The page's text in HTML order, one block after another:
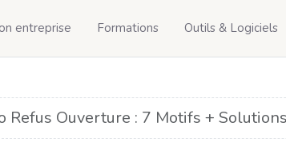
entreprise Formations Outils & Logiciels
Refus Ouverture : 7 Motifs +